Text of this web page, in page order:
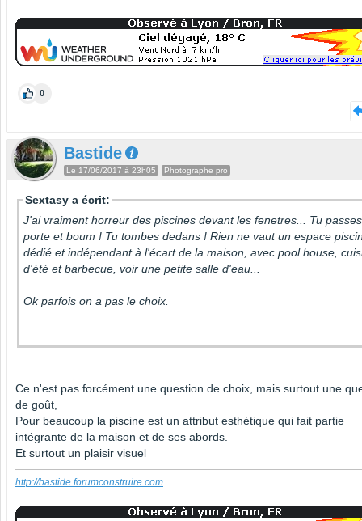
0
Bastide
Le 17/06/2017 à 23h05 Photographe pro
Sextasy a écrit:
J'ai vraiment horreur des piscines devant les fenetres... Tu
porte et boum ! Tu tombes dedans ! Rien ne vaut un espace
dédié et indépendant à l'écart de la maison, avec pool house,
d'été et barbecue, voir une petite salle d'eau...
Ok parfois on a pas le choix.
Ce n'est pas forcément une question de choix, mais surtout une
de goût,
Pour beaucoup la piscine est un attribut esthétique qui fait partie
intégrante de la maison et de ses abords.
Et surtout un plaisir visuel
http://bastide.forumconstruire.com